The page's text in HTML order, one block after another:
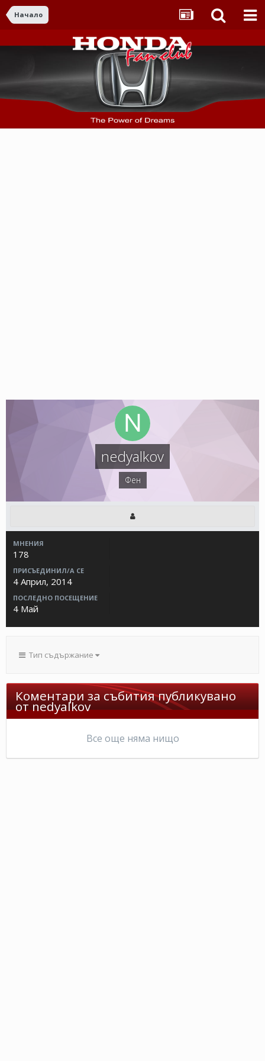
Начало
nedyalkov
Фен
МНЕНИЯ
178
ПРИСЪЕДИНИЛ/А СЕ
4 Април, 2014
ПОСЛЕДНО ПОСЕЩЕНИЕ
4 Май
Тип съдържание
Коментари за събития публикувано
от nedyalkov
Все още няма нищо